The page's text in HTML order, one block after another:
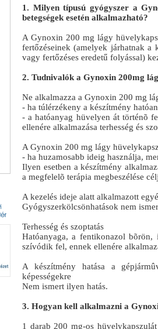
1. Milyen típusú gyógyszer a
betegségek esetén alkalmazható?
A Gynoxin 200 mg lágy
fertőzéseinek (amelyek járhatnak
vagy fertőzéses eredetű folyással)
2. Tudnivalók a Gynoxin 200mg
Ne alkalmazza a Gynoxin 200 mg
- ha túlérzékeny a készítmény
- a hatóanyag hüvelyen át történõ
ellenére alkalmazása terhesség és
A Gynoxin 200 mg lágy
- ha huzamosabb ideig használja,
Ilyen esetben a készítmény
a megfelelõ terápia megbeszélése
A kezelés ideje alatt alkalmazott
Gyógyszerkölcsönhatások nem
Terhesség és szoptatás
Hatóanyaga, a fentikonazol
szívódik fel, ennek ellenére
A készítmény hatása a
képességekre
Nem ismert ilyen hatás.
3. Hogyan kell alkalmazni a
1 darab 200 mg-os